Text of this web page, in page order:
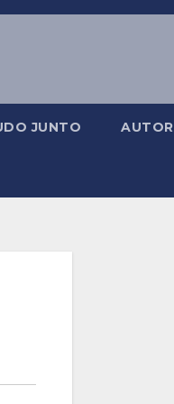
JUNTO AUTOR